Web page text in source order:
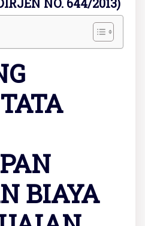
BIAYA